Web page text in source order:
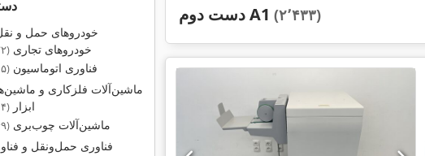
خودروهای حمل و
خودروهای تجاری(۵۷۲)
فناوری اتوماسیون(۵۱۵)
ماشین‌آلات فلزکاری و
ابزار(۳۱۴)
ماشین‌آلات چوب‌بری(۱۴۹)
فناوری حمل‌ونقل و
دست دوم A1 (۲٬۴۳۳)